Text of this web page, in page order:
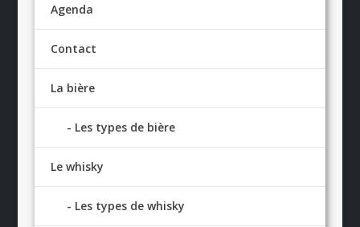
Agenda
Contact
La bière
Les types de bière
Le whisky
Les types de whisky